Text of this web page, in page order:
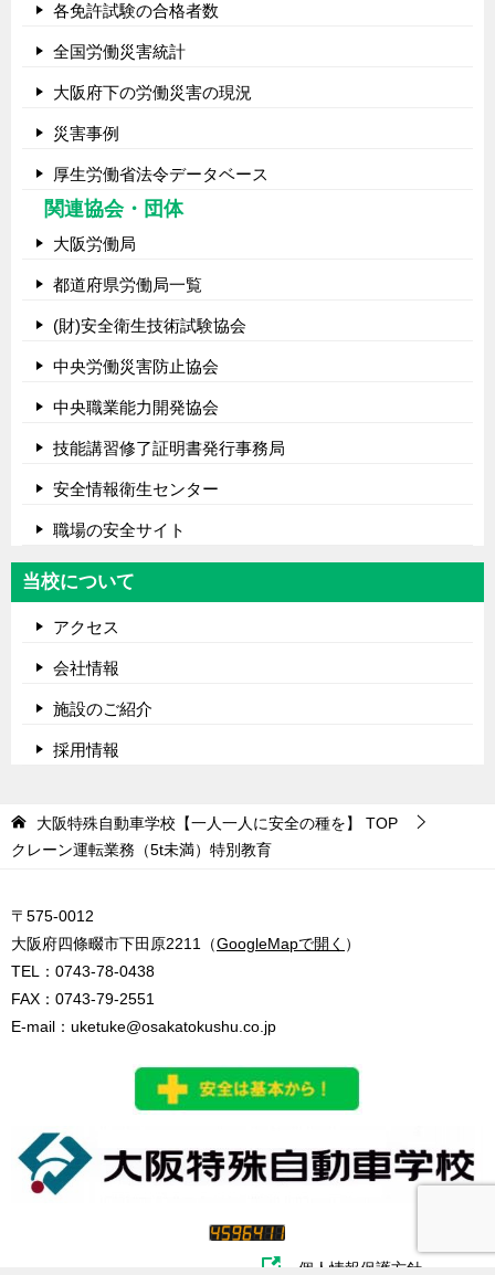
各免許試験の合格者数
全国労働災害統計
大阪府下の労働災害の現況
災害事例
厚生労働省法令データベース
関連協会・団体
大阪労働局
都道府県労働局一覧
(財)安全衛生技術試験協会
中央労働災害防止協会
中央職業能力開発協会
技能講習修了証明書発行事務局
安全情報衛生センター
職場の安全サイト
当校について
アクセス
会社情報
施設のご紹介
採用情報
大阪特殊自動車学校【一人一人に安全の種を】
TOP
クレーン運転業務（5t未満）特別教育
〒575-0012
大阪府四條畷市下田原2211（GoogleMapで開く ）
TEL： 0743-78-0438
FAX：0743-79-2551
E-mail： uketuke@osakatokushu.co.jp
個人情報保護方針